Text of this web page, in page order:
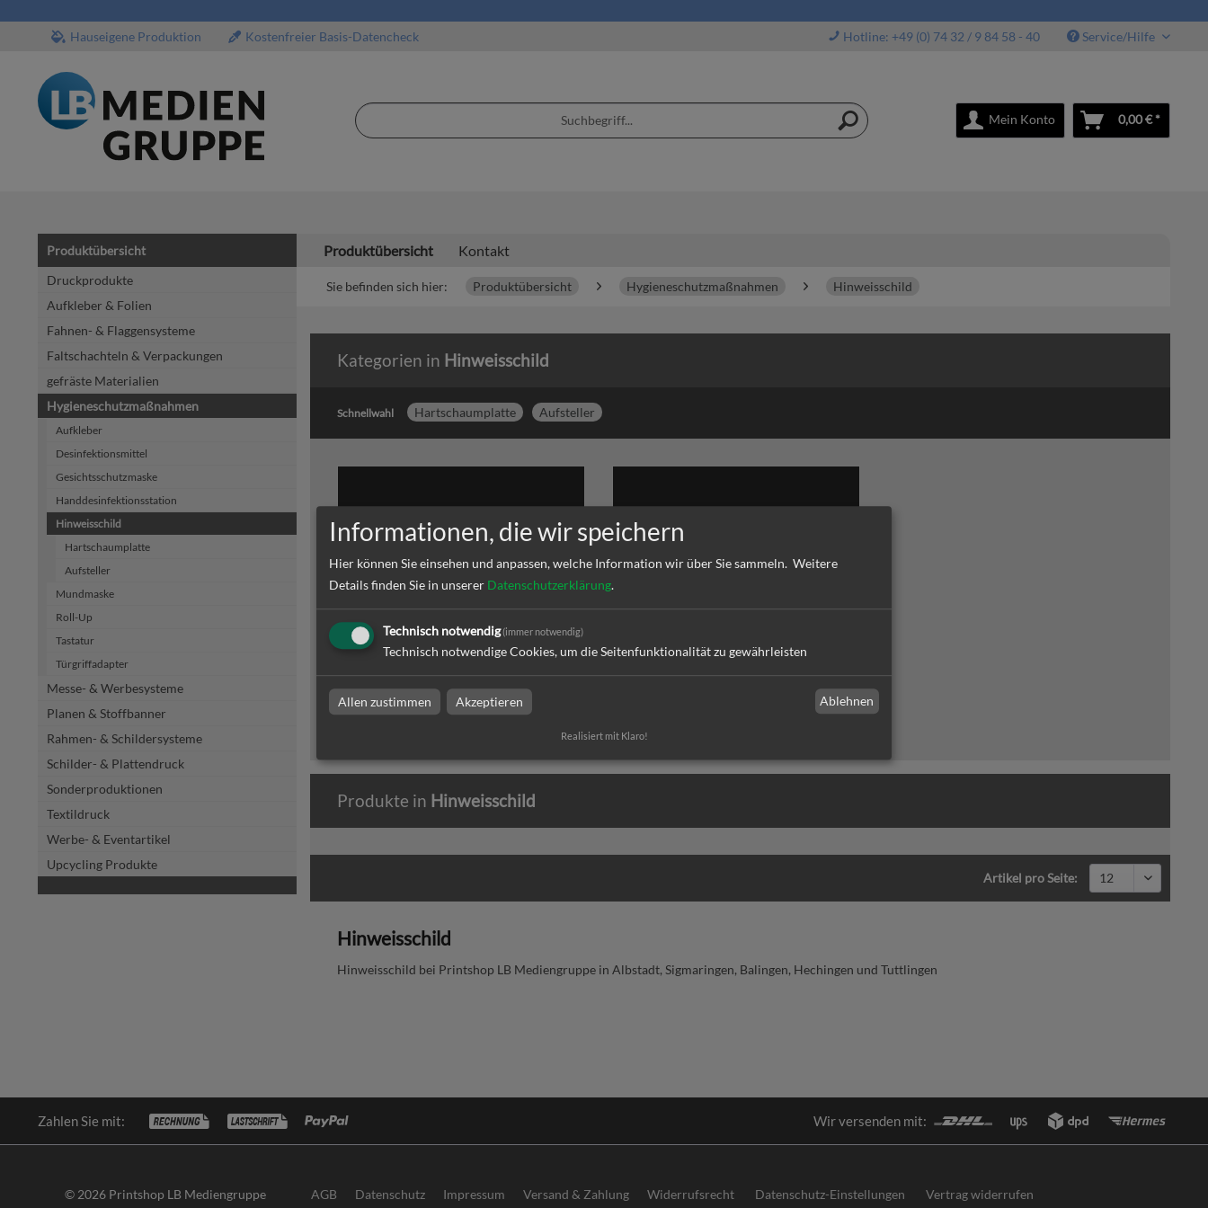
Hauseigene Produktion Kostenfreier Basis-Datencheck Hotline: +49 (0) 74 32 / 9 84 58 - 40 Service/Hilfe
Mein Konto 0,00 € *
Produktübersicht
Druckprodukte
Aufkleber & Folien
Fahnen- & Flaggensysteme
Faltschachteln & Verpackungen
gefräste Materialien
Hygieneschutzmaßnahmen
Aufkleber
Desinfektionsmittel
Gesichtsschutzmaske
Handdesinfektionsstation
Hinweisschild
Hartschaumplatte
Aufsteller
Mundmaske
Roll-Up
Tastatur
Türgriffadapter
Messe- & Werbesysteme
Planen & Stoffbanner
Rahmen- & Schildersysteme
Schilder- & Plattendruck
Sonderproduktionen
Textildruck
Werbe- & Eventartikel
Upcycling Produkte
Produktübersicht Kontakt
Sie befinden sich hier: Produktübersicht Hygieneschutzmaßnahmen Hinweisschild
Kategorien in Hinweisschild
Schnellwahl Hartschaumplatte Aufsteller
Hartschaumplatte bei Printshop LB
Mediengruppe in Albstadt, Sigmaringen,
Aufsteller bei Printshop LB Mediengruppe in
Albstadt, Sigmaringen, Balingen, Hechingen und
Produkte in Hinweisschild
Artikel pro Seite:
Hinweisschild
Hinweisschild bei Printshop LB Mediengruppe in Albstadt, Sigmaringen, Balingen, Hechingen und Tuttlingen
Zahlen Sie mit: Wir versenden mit:
© 2026 Printshop LB Mediengruppe AGB Datenschutz Impressum Versand & Zahlung Widerrufsrecht Datenschutz-Einstellungen Vertrag widerrufen
Informationen, die wir speichern
Hier können Sie einsehen und anpassen, welche Information wir über Sie sammeln. Weitere
Details finden Sie in unserer Datenschutzerklärung.
Technisch notwendig(immer notwendig)
Technisch notwendige Cookies, um die Seitenfunktionalität zu gewährleisten
Allen zustimmen Akzeptieren Ablehnen
Realisiert mit Klaro!